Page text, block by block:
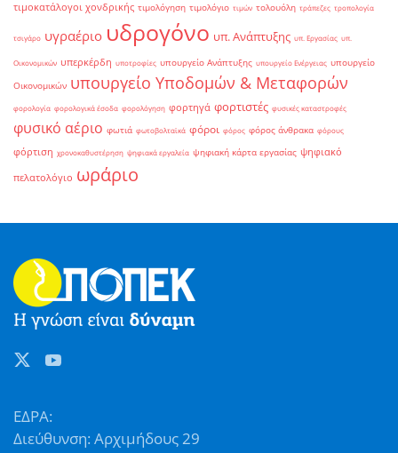
τιμοκατάλογοι χονδρικής τιμολόγηση τιμολόγιο τιμών τολουόλη τράπεζες τροπολογία
τσιγάρο υγραέριο υδρογόνο υπ. Ανάπτυξης υπ. Εργασίας υπ.
Οικονομικών υπερκέρδη υποτροφίες υπουργείο Ανάπτυξης υπουργείο Ενέργειας υπουργείο
Οικονομικών υπουργείο Υποδομών & Μεταφορών
φορολογία φορολογικά έσοδα φορολόγηση φορτηγά φορτιστές φυσικές καταστροφές
φυσικό αέριο φωτιά φωτοβολταϊκά φόροι φόρος φόρος άνθρακα φόρους
φόρτιση χρονοκαθυστέρηση ψηφιακά εργαλεία ψηφιακή κάρτα εργασίας ψηφιακό
πελατολόγιο ωράριο
ΕΔΡΑ:
Διεύθυνση: Αρχιμήδους 29